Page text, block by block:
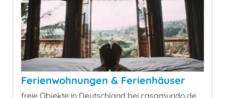
Ferienwohnungen & Ferienhäuser
freie Objekte in Deutschland bei casamundo.de